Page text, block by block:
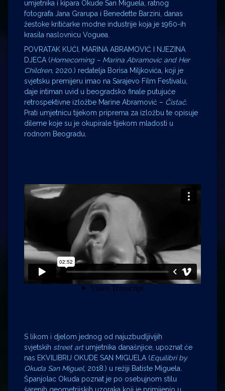
umjetnika i kipara Okude San Miguela, ratnog
fotografa Jana Grarupa i Benedette Barzini, danas
žestoke kritičarke modne industrije koja je 1960-ih
krasila naslovnicu Voguea.
POVRATAK KUĆI, MARINA ABRAMOVIĆ I NJEZINA
DJECA (Homecoming – Marina Abramovic and Her
Children, 2020.) redatelja Borisa Miljkovića, koji je
svjetsku premijeru imao na Sarajevo Film Festivalu,
daje intiman uvid u beogradsko finale putujuće
retrospektivne izložbe Marine Abramović – Čistač.
Prati umjetnicu tijekom priprema za izložbu te opisuje
dileme koje su je okupirale tijekom mladosti u
rodnom Beogradu.
S likom i djelom jednog od najuzbudljivijih
svjetskih street artumjetnika današnjice, upoznat će
nas EKVILIBRIJ OKUDE SAN MIGUELA (Equilibri by
Okuda San Miguel, 2018.) u režiji Batiste Miguela.
Španjolac Okuda poznat je po osebujnom stilu